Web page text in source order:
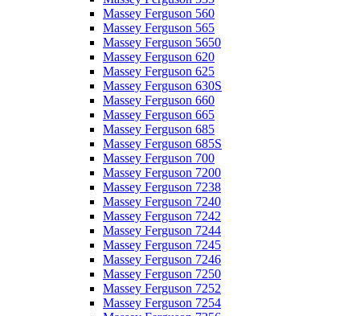
Massey Ferguson 560
Massey Ferguson 565
Massey Ferguson 5650
Massey Ferguson 620
Massey Ferguson 625
Massey Ferguson 630S
Massey Ferguson 660
Massey Ferguson 665
Massey Ferguson 685
Massey Ferguson 685S
Massey Ferguson 700
Massey Ferguson 7200
Massey Ferguson 7238
Massey Ferguson 7240
Massey Ferguson 7242
Massey Ferguson 7244
Massey Ferguson 7245
Massey Ferguson 7246
Massey Ferguson 7250
Massey Ferguson 7252
Massey Ferguson 7254